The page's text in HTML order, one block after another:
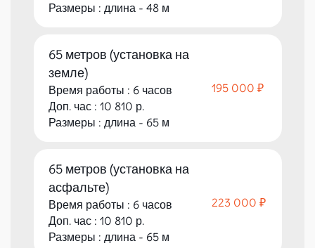
Размеры : длина - 48 м
65 метров (установка на
земле)
Время работы : 6 часов
Доп. час : 10 810 р.
Размеры : длина - 65 м
195 000 ₽
65 метров (установка на
асфальте)
Время работы : 6 часов
Доп. час : 10 810 р.
Размеры : длина - 65 м
223 000 ₽